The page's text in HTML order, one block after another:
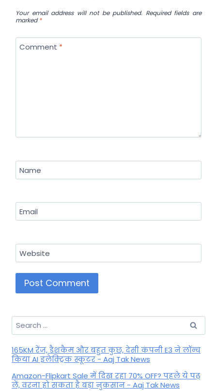
Your email address will not be published. Required fields are
marked*
Comment *
Name
Email
Website
Search
for:
165KM रेंज, डैशकैम और बहुत कुछ, देसी कंपनी E3 ने लॉन्च
किया AI इलेक्ट्रिक स्कूटर - Aaj Tak News
Amazon-Flipkart Sale में दिख रहा 70% OFF? पहले ये पढ़
लें, वरना हो सकता है बड़ा नुकसान - Aaj Tak News